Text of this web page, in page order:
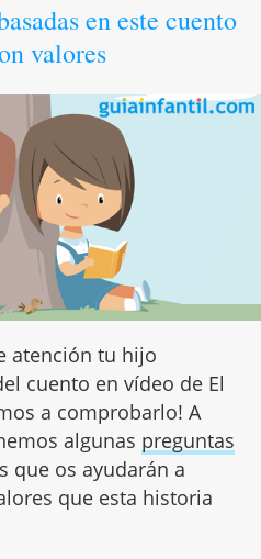
en este cuento
valores
atención tu hijo
cuento en vídeo de El
a comprobarlo! A
algunas preguntas
que os ayudarán a
que esta historia